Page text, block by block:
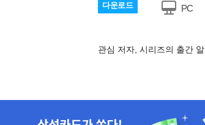
다운로드 PC
관심 저자, 시리즈의 출간